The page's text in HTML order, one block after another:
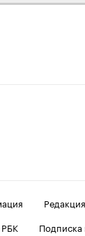
Редакция
Подписка